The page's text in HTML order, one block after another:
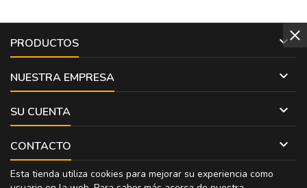
PRODUCTOS 
NUESTRA EMPRESA 
SU CUENTA 
CONTACTO 
Esta tienda utiliza cookies para mejorar su experiencia como